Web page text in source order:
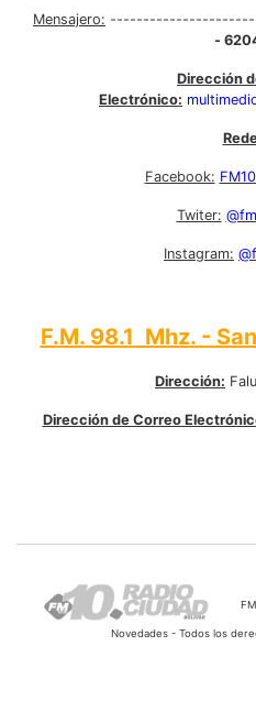
Mensajero:
-
Dirección
Electrónico:
Facebook:
Twiter:
Instagram:
F.M. 98.1 Mhz. -
Dirección:
Dirección de Correo
Novedades - Todos los